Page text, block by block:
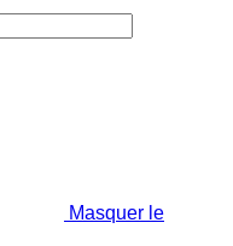
Masquer le